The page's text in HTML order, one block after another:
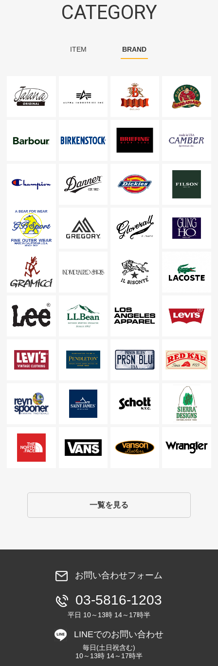
CATEGORY
ITEM BRAND
一覧を見る
お問い合わせフォーム
03-5816-1203
平日 10～13時 14～17時半
LINEでのお問い合わせ
毎日(土日祝含む)
10～13時 14～17時半